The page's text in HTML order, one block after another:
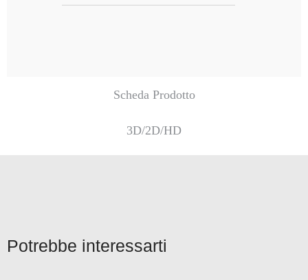
Scheda Prodotto
3D/2D/HD
Potrebbe interessarti